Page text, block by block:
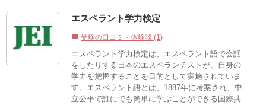
エスペラント学力検定
chat_bubble 受験の口コミ・体験談 (1)
エスペラント学力検定は、エスペラント語で会話
をしたりする日本のエスペランチストが、自身の
学力を把握することを目的として実施されていま
す。エスペラント語とは、1887年に考案され、中
立公平で誰にでも簡単に学ぶことができる国際共